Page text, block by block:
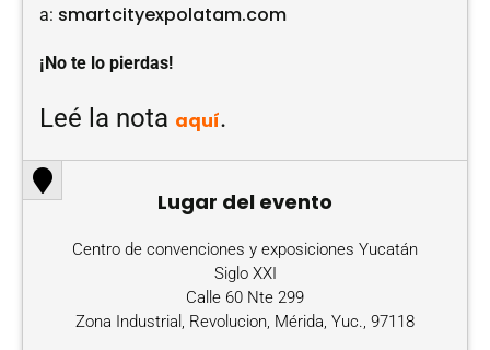
a: smartcityexpolatam.com
¡No te lo pierdas!
Leé la nota aquí.
Lugar del evento
Centro de convenciones y exposiciones Yucatán
Siglo XXI
Calle 60 Nte 299
Zona Industrial, Revolucion, Mérida, Yuc., 97118